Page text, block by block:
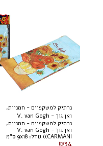
נרתיק למשקפיים - חמניות,
ואן גוך - V. van Gogh
(CARMANI)
נרתיק למשקפיים - חמניות,
ואן גוך - V. van Gogh
(CARMANI) גודל: 9x18 ס"מ
021-8301
₪34